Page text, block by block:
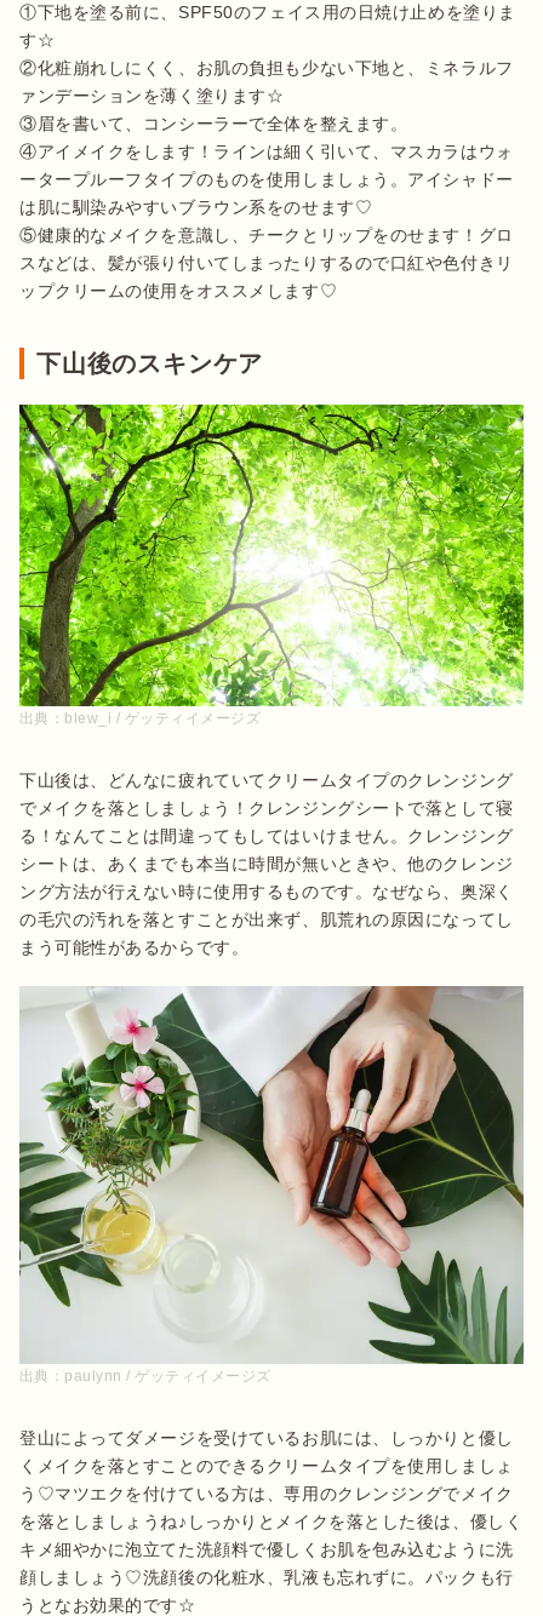
①下地を塗る前に、SPF50のフェイス用の日焼け止めを塗りま
す☆
②化粧崩れしにくく、お肌の負担も少ない下地と、ミネラルフ
ァンデーションを薄く塗ります☆
③眉を書いて、コンシーラーで全体を整えます。
④アイメイクをします！ラインは細く引いて、マスカラはウォ
ータープルーフタイプのものを使用しましょう。アイシャドー
は肌に馴染みやすいブラウン系をのせます♡
⑤健康的なメイクを意識し、チークとリップをのせます！グロ
スなどは、髪が張り付いてしまったりするので口紅や色付きリ
ップクリームの使用をオススメします♡
下山後のスキンケア
出典： blew_i / ゲッティイメージズ
下山後は、どんなに疲れていてクリームタイプのクレンジング
でメイクを落としましょう！クレンジングシートで落として寝
る！なんてことは間違ってもしてはいけません。クレンジング
シートは、あくまでも本当に時間が無いときや、他のクレンジ
ング方法が行えない時に使用するものです。なぜなら、奥深く
の毛穴の汚れを落とすことが出来ず、肌荒れの原因になってし
まう可能性があるからです。
出典： paulynn / ゲッティイメージズ
登山によってダメージを受けているお肌には、しっかりと優し
くメイクを落とすことのできるクリームタイプを使用しましょ
う♡マツエクを付けている方は、専用のクレンジングでメイク
を落としましょうね♪しっかりとメイクを落とした後は、優しく
キメ細やかに泡立てた洗顔料で優しくお肌を包み込むように洗
顔しましょう♡洗顔後の化粧水、乳液も忘れずに。パックも行
うとなお効果的です☆